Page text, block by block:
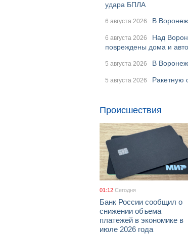
удара БПЛА
6 августа 2026 В
6 августа 2026
Над
повреждены дома и
5 августа 2026 В
5 августа 2026 Ракетную
Происшествия
01:12 Сегодня
Банк России сообщил о
снижении объема
платежей в экономике в
июле 2026 года